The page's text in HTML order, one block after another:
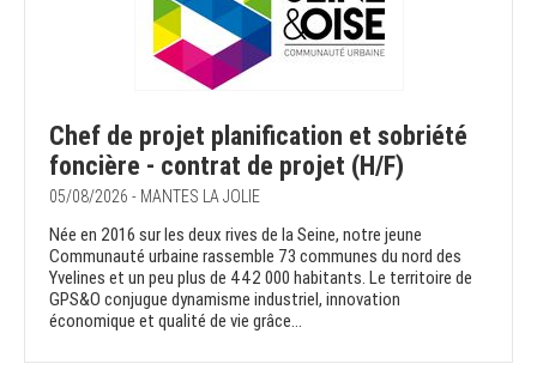
Chef de projet planification et sobriété
foncière - contrat de projet (H/F)
05/08/2026 - MANTES LA JOLIE
Née en 2016 sur les deux rives de la Seine, notre jeune
Communauté urbaine rassemble 73 communes du nord des
Yvelines et un peu plus de 442 000 habitants. Le territoire de
GPS&O conjugue dynamisme industriel, innovation
économique et qualité de vie grâce...